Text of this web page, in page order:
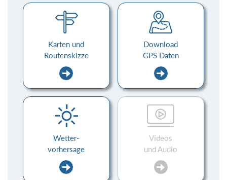
Karten und
Routenskizze
Download
GPS Daten
Wetter-
vorhersage
Videos
und Audio